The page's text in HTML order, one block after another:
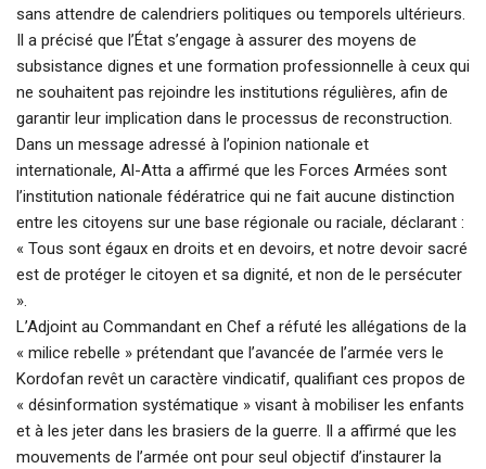
sans attendre de calendriers politiques ou temporels ultérieurs.
Il a précisé que l’État s’engage à assurer des moyens de
subsistance dignes et une formation professionnelle à ceux qui
ne souhaitent pas rejoindre les institutions régulières, afin de
garantir leur implication dans le processus de reconstruction.
Dans un message adressé à l’opinion nationale et
internationale, Al-Atta a affirmé que les Forces Armées sont
l’institution nationale fédératrice qui ne fait aucune distinction
entre les citoyens sur une base régionale ou raciale, déclarant :
« Tous sont égaux en droits et en devoirs, et notre devoir sacré
est de protéger le citoyen et sa dignité, et non de le persécuter
».
L’Adjoint au Commandant en Chef a réfuté les allégations de la
« milice rebelle » prétendant que l’avancée de l’armée vers le
Kordofan revêt un caractère vindicatif, qualifiant ces propos de
« désinformation systématique » visant à mobiliser les enfants
et à les jeter dans les brasiers de la guerre. Il a affirmé que les
mouvements de l’armée ont pour seul objectif d’instaurer la